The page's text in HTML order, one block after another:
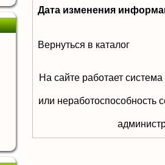
Дата изменения
Вернуться в каталог
На сайте работает
или неработоспособность